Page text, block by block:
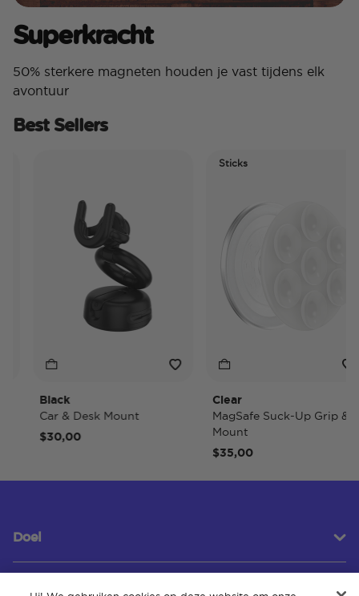
Superkracht
50% sterkere magneten houden je vast tijdens elk
avontuur
Best Sellers
Black
Car & Desk Mount
$30,00
Sticks
Clear
MagSafe Suck-Up Grip &
Mount
$35,00
Doel